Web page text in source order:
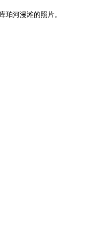
珀河漫滩的照片。